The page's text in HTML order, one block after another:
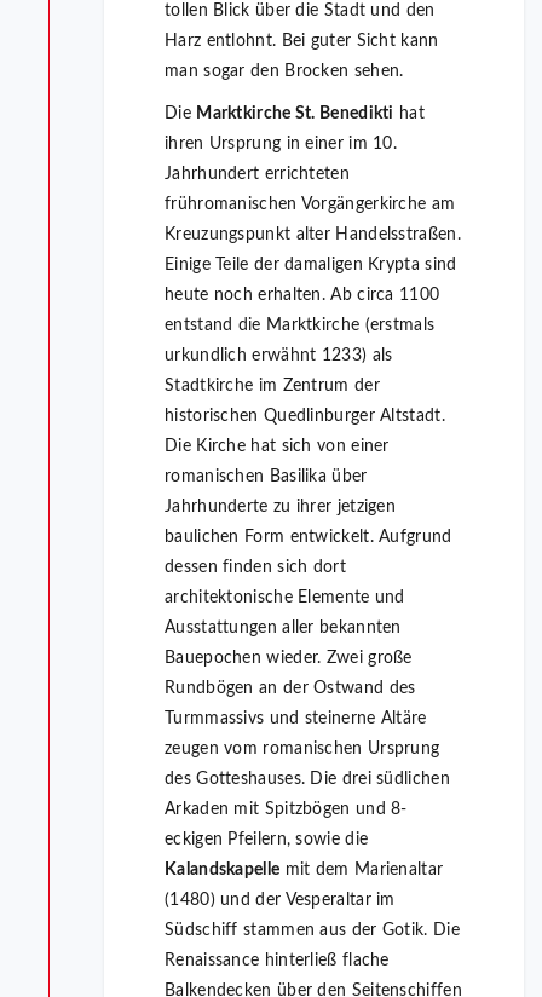
tollen Blick über die Stadt und den
Harz entlohnt. Bei guter Sicht kann
man sogar den Brocken sehen.
Die Marktkirche St. Benedikti hat
ihren Ursprung in einer im 10.
Jahrhundert errichteten
frühromanischen Vorgängerkirche am
Kreuzungspunkt alter Handelsstraßen.
Einige Teile der damaligen Krypta sind
heute noch erhalten. Ab circa 1100
entstand die Marktkirche (erstmals
urkundlich erwähnt 1233) als
Stadtkirche im Zentrum der
historischen Quedlinburger Altstadt.
Die Kirche hat sich von einer
romanischen Basilika über
Jahrhunderte zu ihrer jetzigen
baulichen Form entwickelt. Aufgrund
dessen finden sich dort
architektonische Elemente und
Ausstattungen aller bekannten
Bauepochen wieder. Zwei große
Rundbögen an der Ostwand des
Turmmassivs und steinerne Altäre
zeugen vom romanischen Ursprung
des Gotteshauses. Die drei südlichen
Arkaden mit Spitzbögen und 8-
eckigen Pfeilern, sowie die
Kalandskapelle mit dem Marienaltar
(1480) und der Vesperaltar im
Südschiff stammen aus der Gotik. Die
Renaissance hinterließ flache
Balkendecken über den Seitenschiffen